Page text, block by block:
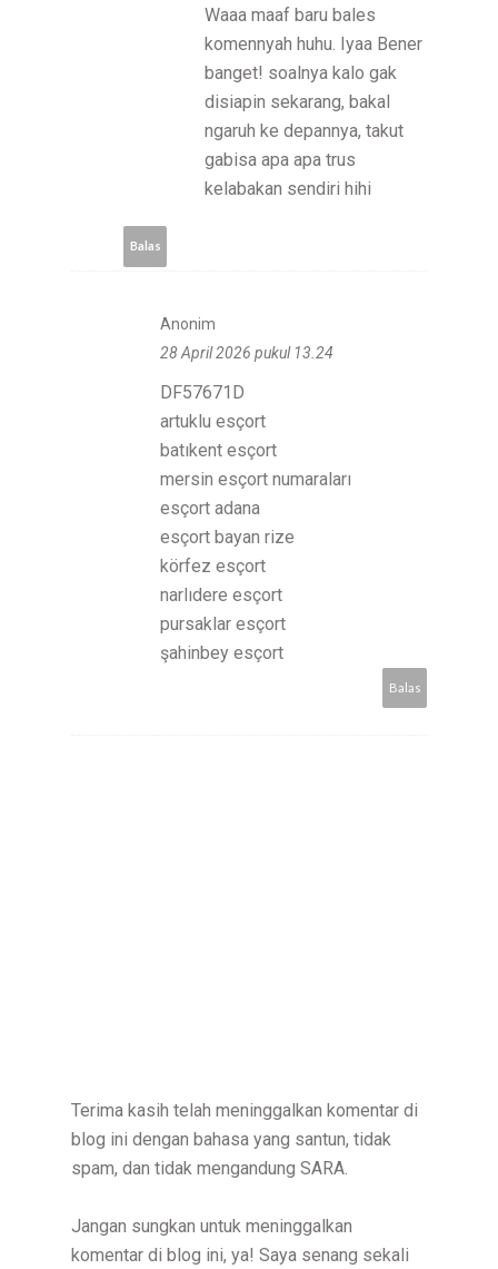
Waaa maaf baru bales
komennyah huhu. Iyaa Bener
banget! soalnya kalo gak
disiapin sekarang, bakal
ngaruh ke depannya, takut
gabisa apa apa trus
kelabakan sendiri hihi
Balas
Anonim
28 April 2026 pukul 13.24
DF57671D
artuklu esçort
batıkent esçort
mersin esçort numaraları
esçort adana
esçort bayan rize
körfez esçort
narlıdere esçort
pursaklar esçort
şahinbey esçort
Balas
Terima kasih telah meninggalkan komentar di
blog ini dengan bahasa yang santun, tidak
spam, dan tidak mengandung SARA.
Jangan sungkan untuk meninggalkan
komentar di blog ini, ya! Saya senang sekali